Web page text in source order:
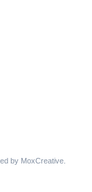
by MoxCreative.